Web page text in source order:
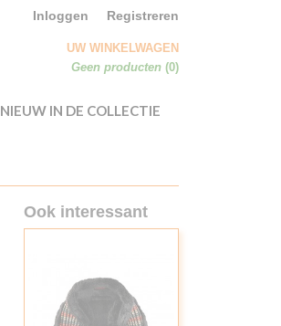
Inloggen Registreren
UW WINKELWAGEN
Geen producten (0)
NIEUW IN DE COLLECTIE
Ook interessant